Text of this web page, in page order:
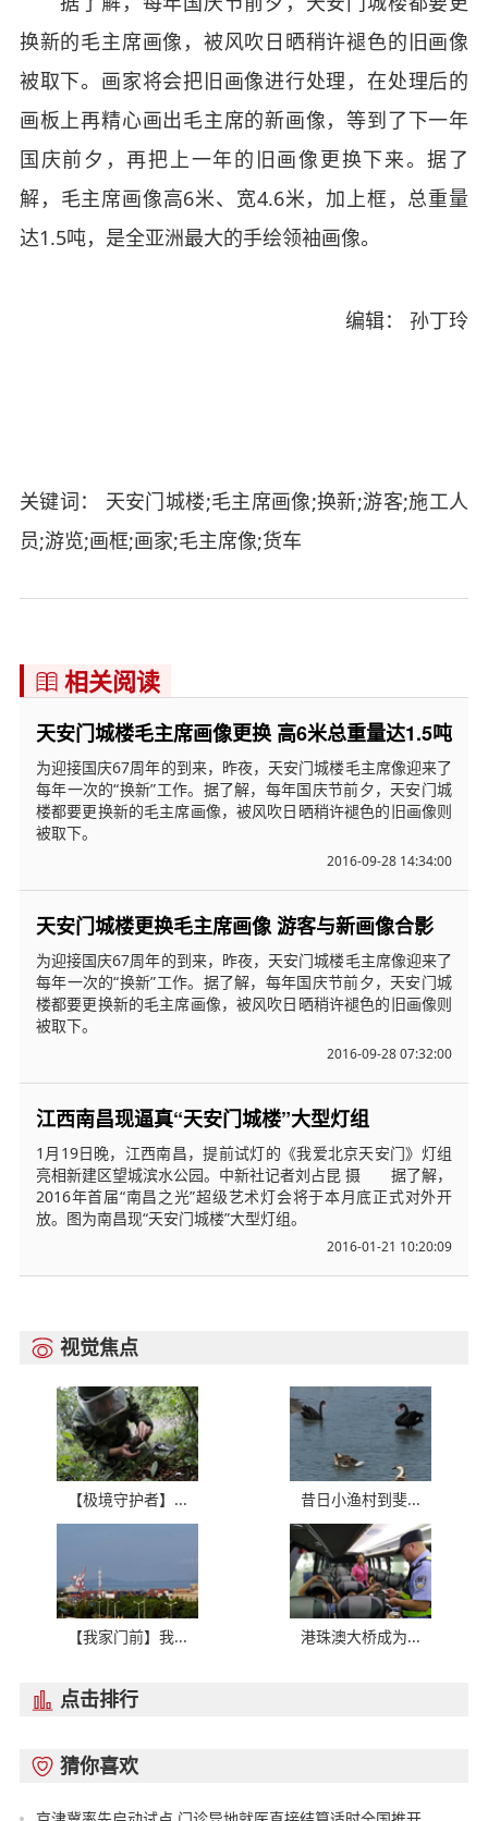
换新的毛主席画像，被风吹日晒稍许褪色的旧画像
被取下。画家将会把旧画像进行处理，在处理后的
画板上再精心画出毛主席的新画像，等到了下一年
国庆前夕，再把上一年的旧画像更换下来。据了
解，毛主席画像高6米、宽4.6米，加上框，总重量
达1.5吨，是全亚洲最大的手绘领袖画像。
编辑： 孙丁玲
关键词： 天安门城楼;毛主席画像;换新;游客;施工人
员;游览;画框;画家;毛主席像;货车
 相关阅读
天安门城楼毛主席画像更换 高6米总重量达1.5吨
为迎接国庆67周年的到来，昨夜，天安门城楼毛主席像迎来了
每年一次的“换新”工作。据了解，每年国庆节前夕，天安门城
楼都要更换新的毛主席画像，被风吹日晒稍许褪色的旧画像则
被取下。
2016-09-28 14:34:00
天安门城楼更换毛主席画像 游客与新画像合影
为迎接国庆67周年的到来，昨夜，天安门城楼毛主席像迎来了
每年一次的“换新”工作。据了解，每年国庆节前夕，天安门城
楼都要更换新的毛主席画像，被风吹日晒稍许褪色的旧画像则
被取下。
2016-09-28 07:32:00
江西南昌现逼真“天安门城楼”大型灯组
1月19日晚，江西南昌，提前试灯的《我爱北京天安门》灯组
亮相新建区望城滨水公园。中新社记者刘占昆 摄 据了解，
2016年首届“南昌之光”超级艺术灯会将于本月底正式对外开
放。图为南昌现“天安门城楼”大型灯组。
2016-01-21 10:20:09
 视觉焦点
【极境守护者】... 昔日小渔村到斐...
【我家门前】我... 港珠澳大桥成为...
 点击排行
 猜你喜欢